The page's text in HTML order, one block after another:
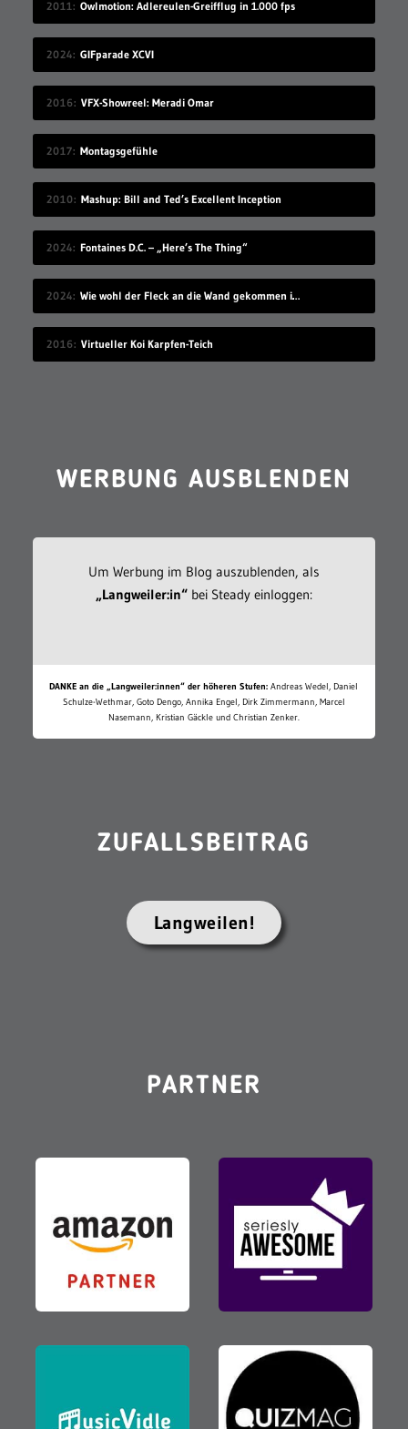
2011 Owlmotion: Adlereulen-Greifflug in 1.000 fps
2024 GIFparade XCVI
2016 VFX-Showreel: Meradi Omar
2017 Montagsgefühle
2010 Mashup: Bill and Ted’s Excellent Inception
2024 Fontaines D.C. – „Here’s The Thing“
2024 Wie wohl der Fleck an die Wand gekommen ist?
2016 Virtueller Koi Karpfen-Teich
WERBUNG AUSBLENDEN
Um Werbung im Blog auszublenden, als
„Langweiler:in“bei Steady einloggen:
DANKE an die „Langweiler:innen“ der höheren Stufen: Andreas Wedel, Daniel
Schulze-Wethmar, Goto Dengo, Annika Engel, Dirk Zimmermann, Marcel
Nasemann, Kristian Gäckle und Christian Zenker.
ZUFALLSBEITRAG
Langweilen!
PARTNER